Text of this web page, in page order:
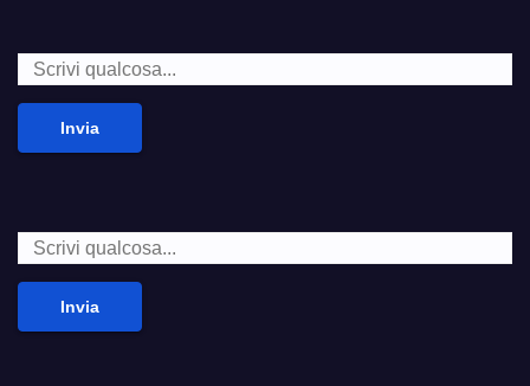
Invia
Invia